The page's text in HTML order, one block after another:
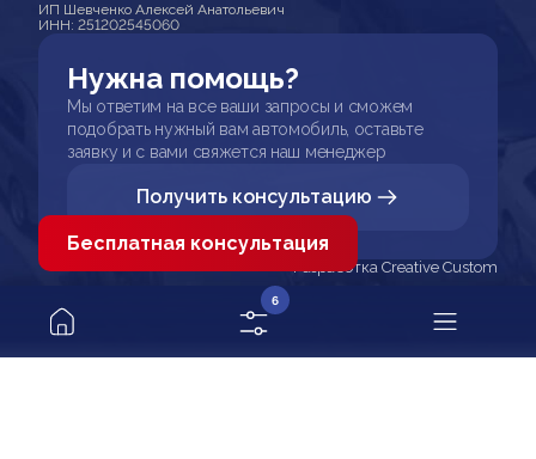
ИП Шевченко Алексей Анатольевич
ИНН: 251202545060
Нужна помощь?
Мы ответим на все ваши запросы и сможем
подобрать нужный вам автомобиль, оставьте
заявку и с вами свяжется наш менеджер
Получить консультацию
Разработка Creative Custom
6
Бесплатная консультация